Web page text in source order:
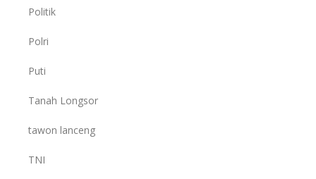
Politik
Polri
Puti
Tanah Longsor
tawon lanceng
TNI